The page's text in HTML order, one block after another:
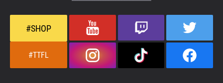
#SHOP
#TTFL